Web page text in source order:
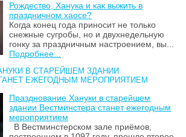
Рождество, Ханука и как выжить в
праздничном хаосе?
Когда конец года приносит не только
снежные сугробы, но и двухнедельную
гонку за праздничным настроением, вы...
Подробнее...
В СТАРЕЙШЕМ ЗДАНИИ
ЕЖЕГОДНЫМ МЕРОПРИЯТИЕМ
Празднование Хануки в старейшем
здании Вестминстера станет ежегодным
мероприятием
В Вестминстерском зале приёмов,